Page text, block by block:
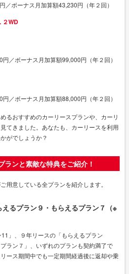
／ボーナス月加算額43,230円（年２回）
２WD
／ボーナス月加算額99,000円（年２回）
／ボーナス月加算額88,000円（年２回）
るおすすめのカーリースプランや、カーリ
てきました。あなたも、カーリースを利用
がでしょうか？
ランと素敵な特典をご紹介！
用意している全プランを紹介します。
るプラン９・もらえるプラン７（※
」、９年リースの「もらえるプラン
ラン７」、いずれのプランも契約満了で
ース期間中でも一定期間経過後に返却や乗